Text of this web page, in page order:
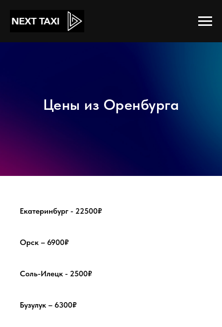
Цены из Оренбурга
Екатеринбург - 22500₽
Орск – 6900₽
Соль-Илецк - 2500₽
Бузулук – 6300₽